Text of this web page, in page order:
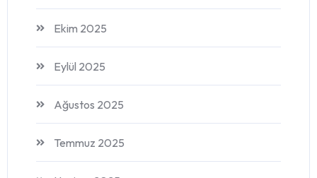
Ekim 2025
Eylül 2025
Ağustos 2025
Temmuz 2025